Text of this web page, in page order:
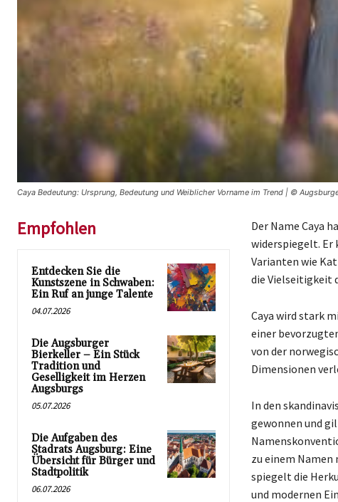
Caya Bedeutung: Ursprung, Bedeutung und Weiblicher Vorname im Trend | ©
Empfohlen
Entdecken Sie die
Kunstszene in Schwaben:
Ein Ruf an junge Talente
04.07.2026
Die Augsburger
Bierkeller – Ein Stück
Tradition und
Geselligkeit im Herzen
Augsburgs
05.07.2026
Die Aufgaben des
Stadrats Augsburg: Eine
Übersicht für Bürger und
Stadtpolitik
06.07.2026
Der Name Caya
widerspiegelt. Er
Varianten wie
die Vielseitigkeit
Caya wird stark
einer
von der
Dimensionen
In den
gewonnen und
zu einem Namen
spiegelt die
und modernen